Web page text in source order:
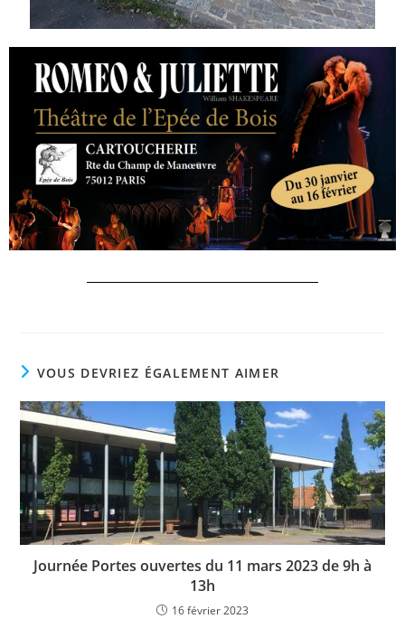
VOUS DEVRIEZ ÉGALEMENT AIMER
Journée Portes ouvertes du 11 mars 2023 de 9h à
13h
16 février 2023